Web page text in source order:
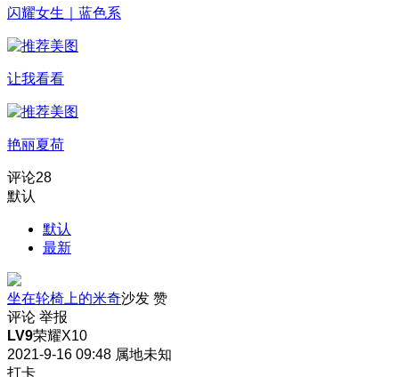
闪耀女生｜蓝色系
让我看看
艳丽夏荷
评论28
默认
默认
最新
坐在轮椅上的米奇沙发 赞
评论 举报
LV9荣耀X10
2021-9-16 09:48 属地未知
打卡